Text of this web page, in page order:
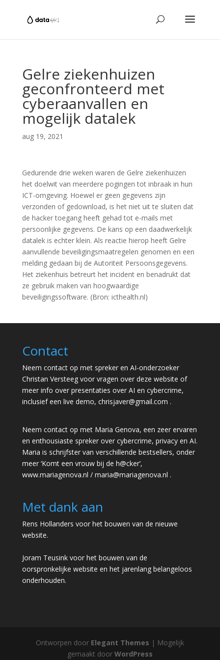
Gelre ziekenhuizen
geconfronteerd met
cyberaanvallen en
mogelijk datalek
aug 19, 2021
Gedurende drie weken waren de Gelre ziekenhuizen
het doelwit van meerdere pogingen tot inbraak in hun
ICT-omgeving. Hoewel er geen gegevens zijn
verzonden of gedownload, is het niet uit te sluiten dat
de hacker toegang heeft gehad tot e-mails met
persoonlijke gegevens. De kans op een daadwerkelijk
datalek is echter klein. Als reactie hierop heeft Gelre
aanvullende beveiligingsmaatregelen genomen en een
melding gedaan bij de Autoriteit Persoonsgegevens.
Het ziekenhuis betreurt het incident en benadrukt dat
ze gebruik maken van hoogwaardige
beveiligingssoftware. (Bron: icthealth.nl)
Contact
Neem contact op met spreker en AI-onderzoeker
Christan Versteeg voor vragen over deze website of
meer info over presentaties over AI en cybercrime,
inclusief een live demo, chrisjaver@gmail.com .
Neem contact op met Maria Genova, een zeer ervaren
en enthousiaste spreker over cybercrime, privacy en AI.
Maria is schrijfster van verschillende bestsellers, onder
meer ‘Komt een vrouw bij de h@cker’,
www.mariagenova.nl / maria@mariagenova.nl .
Met dank aan
Rens Hollanders voor het bouwen van de nieuwe
website.
Joram Teusink voor het bouwen van de
oorspronkelijke website en het jarenlang belangeloos
onderhouden.
Ontworpen door Elegant Themes | Mogelijk
gemaakt door WordPress